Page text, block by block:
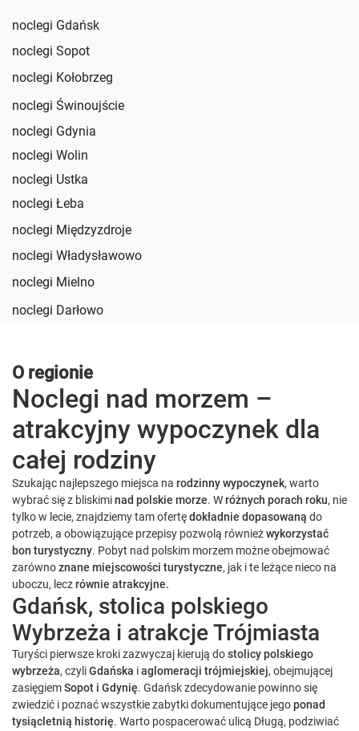
noclegi Gdańsk
noclegi Sopot
noclegi Kołobrzeg
noclegi Świnoujście
noclegi Gdynia
noclegi Wolin
noclegi Ustka
noclegi Łeba
noclegi Międzyzdroje
noclegi Władysławowo
noclegi Mielno
noclegi Darłowo
O regionie
Noclegi nad morzem –
atrakcyjny wypoczynek dla
całej rodziny
Szukając najlepszego miejsca na rodzinny wypoczynek, warto
wybrać się z bliskiminad polskie morze. Wróżnych porach roku, nie
tylko w lecie, znajdziemy tam ofertędokładnie dopasowaną do
potrzeb, a obowiązujące przepisy pozwolą równieżwykorzystać
bon turystyczny. Pobyt nad polskim morzem możne obejmować
zarównoznane miejscowości turystyczne, jak i te leżące nieco na
uboczu, leczrównie atrakcyjne.
Gdańsk, stolica polskiego
Wybrzeża i atrakcje Trójmiasta
Turyści pierwsze kroki zazwyczaj kierują dostolicy polskiego
wybrzeża, czyliGdańska iaglomeracji trójmiejskiej, obejmującej
zasięgiemSopot i Gdynię. Gdańsk zdecydowanie powinno się
zwiedzić i poznać wszystkie zabytki dokumentujące jegoponad
tysiącletnią historię. Warto pospacerować ulicą Długą, podziwiać